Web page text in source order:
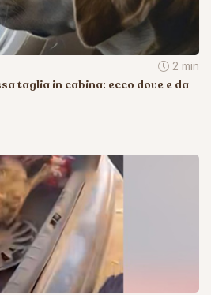
2 min
taglia in cabina: ecco dove e da